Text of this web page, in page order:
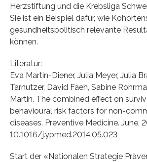
Herzstiftung und die Krebsliga
Sie ist ein Beispiel dafür, wie
gesundheitspolitisch relevante
können.
Literatur:
Eva Martin-Diener, Julia Meyer, Julia
Tarnutzer, David Faeh, Sabine
Martin. The combined effect on
behavioural risk factors for non-
diseases. Preventive Medicine. June,
10.1016/j.ypmed.2014.05.023
Start der «Nationalen Strategie